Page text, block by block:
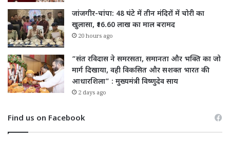
जांजगीर-चांपा: 48 घंटे में तीन मंदिरों में चोरी का
खुलासा, ₹16.60 लाख का माल बरामद
20 hours ago
“संत रविदास ने समरसता, समानता और भक्ति का जो
मार्ग दिखाया, वही विकसित और सशक्त भारत की
आधारशिला” : मुख्यमंत्री विष्णुदेव साय
2 days ago
Find us on Facebook